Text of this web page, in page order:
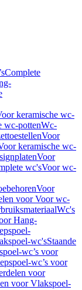
Complete
keramische wc-
wc-pottenWc-
Voor
keramische wc-
Voor
wc'sVoor wc-
Voor
voor Voor wc-
Wc's
Hang-
wc'sStaande
wc’s voor
wc’s voor
voor
voor Vlakspoel-